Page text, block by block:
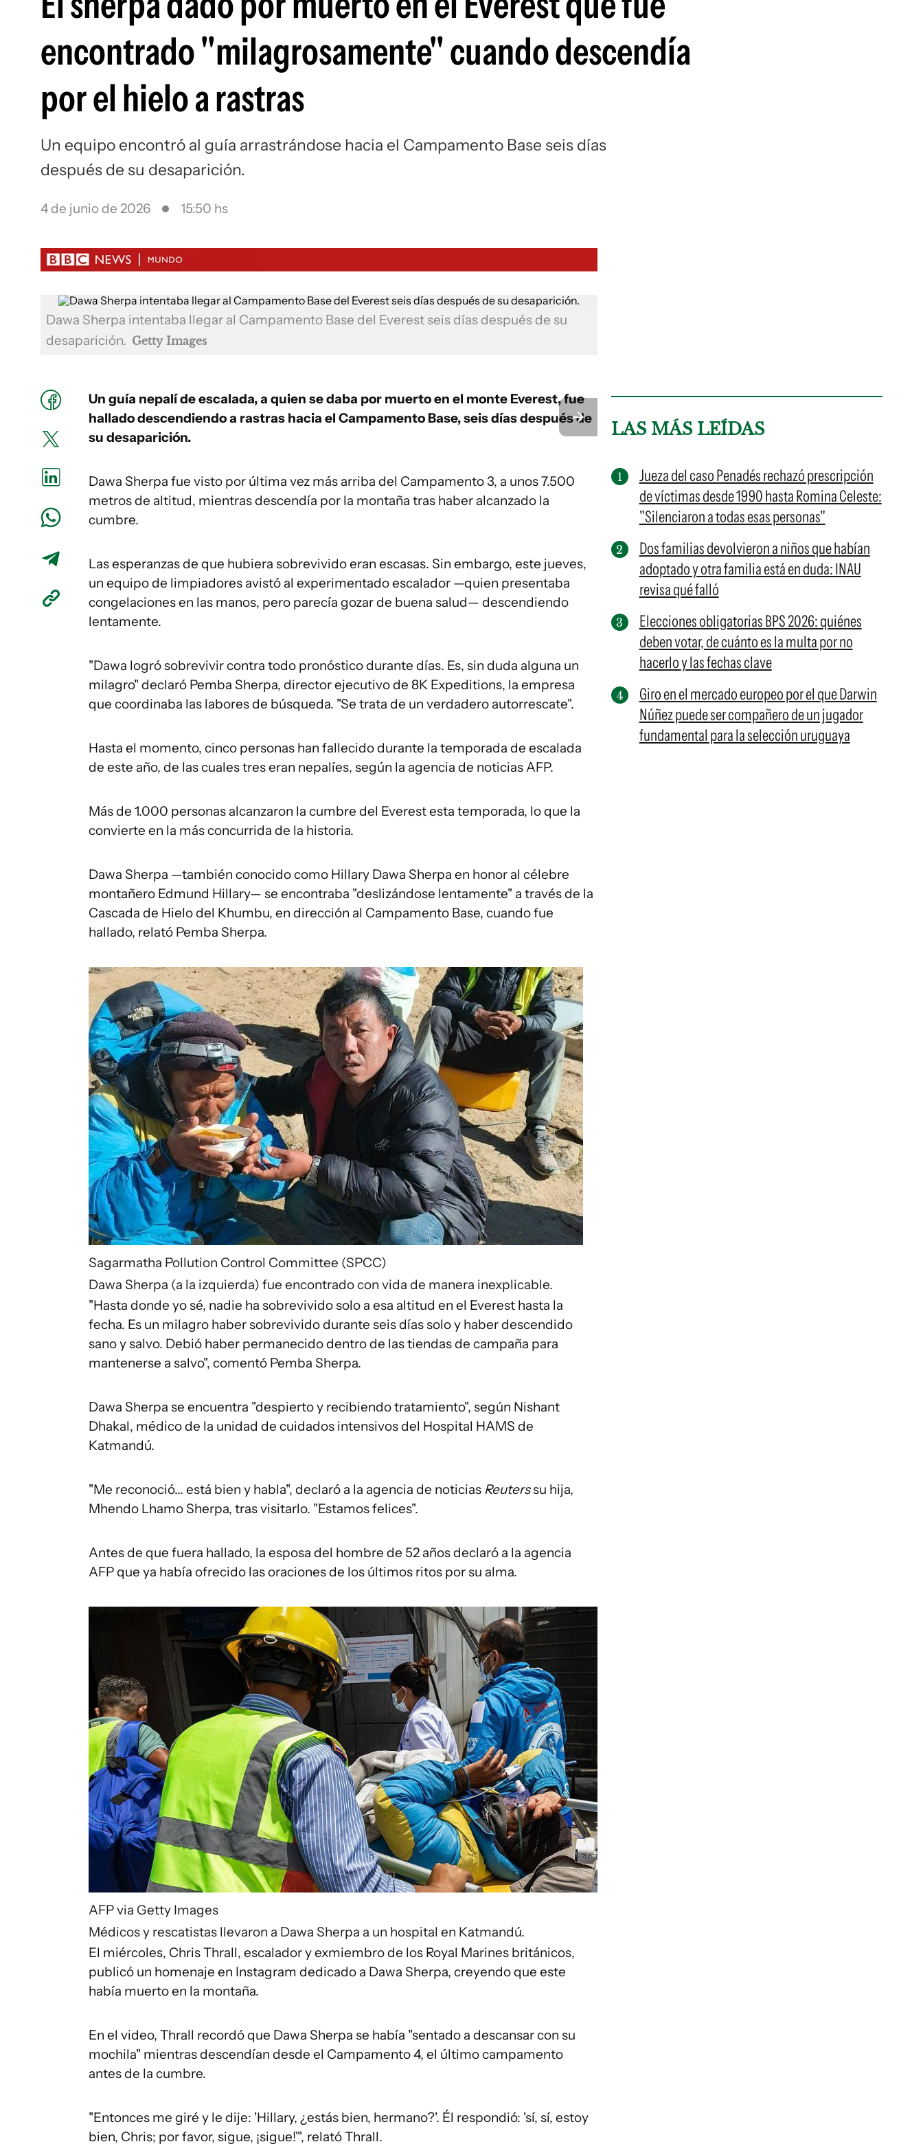
encontrado "milagrosamente" cuando descendía
por el hielo a rastras
Un equipo encontró al guía arrastrándose hacia el Campamento Base seis días
después de su desaparición.
4 de junio de 2026 15:50 hs
Dawa Sherpa intentaba llegar al Campamento Base del Everest seis días después de su
desaparición. Getty Images
Un guía nepalí de escalada, a quien se daba por muerto en el monte Everest, fue
hallado descendiendo a rastras hacia el Campamento Base, seis días después de
su desaparición.
Dawa Sherpa fue visto por última vez más arriba del Campamento 3, a unos 7.500
metros de altitud, mientras descendía por la montaña tras haber alcanzado la
cumbre.
Las esperanzas de que hubiera sobrevivido eran escasas. Sin embargo, este jueves,
un equipo de limpiadores avistó al experimentado escalador —quien presentaba
congelaciones en las manos, pero parecía gozar de buena salud— descendiendo
lentamente.
"Dawa logró sobrevivir contra todo pronóstico durante días. Es, sin duda alguna un
milagro" declaró Pemba Sherpa, director ejecutivo de 8K Expeditions, la empresa
que coordinaba las labores de búsqueda. "Se trata de un verdadero autorrescate".
Hasta el momento, cinco personas han fallecido durante la temporada de escalada
de este año, de las cuales tres eran nepalíes, según la agencia de noticias AFP.
Más de 1.000 personas alcanzaron la cumbre del Everest esta temporada, lo que la
convierte en la más concurrida de la historia.
Dawa Sherpa —también conocido como Hillary Dawa Sherpa en honor al célebre
montañero Edmund Hillary— se encontraba "deslizándose lentamente" a través de la
Cascada de Hielo del Khumbu, en dirección al Campamento Base, cuando fue
hallado, relató Pemba Sherpa.
Sagarmatha Pollution Control Committee (SPCC)
Dawa Sherpa (a la izquierda) fue encontrado con vida de manera inexplicable.
"Hasta donde yo sé, nadie ha sobrevivido solo a esa altitud en el Everest hasta la
fecha. Es un milagro haber sobrevivido durante seis días solo y haber descendido
sano y salvo. Debió haber permanecido dentro de las tiendas de campaña para
mantenerse a salvo", comentó Pemba Sherpa.
Dawa Sherpa se encuentra "despierto y recibiendo tratamiento", según Nishant
Dhakal, médico de la unidad de cuidados intensivos del Hospital HAMS de
Katmandú.
"Me reconoció... está bien y habla", declaró a la agencia de noticias Reuterssu hija,
Mhendo Lhamo Sherpa, tras visitarlo. "Estamos felices".
Antes de que fuera hallado, la esposa del hombre de 52 años declaró a la agencia
AFP que ya había ofrecido las oraciones de los últimos ritos por su alma.
AFP via Getty Images
Médicos y rescatistas llevaron a Dawa Sherpa a un hospital en Katmandú.
El miércoles, Chris Thrall, escalador y exmiembro de los Royal Marines británicos,
publicó un homenaje en Instagram dedicado a Dawa Sherpa, creyendo que este
había muerto en la montaña.
En el video, Thrall recordó que Dawa Sherpa se había "sentado a descansar con su
mochila" mientras descendían desde el Campamento 4, el último campamento
antes de la cumbre.
"Entonces me giré y le dije: 'Hillary, ¿estás bien, hermano?'. Él respondió: 'sí, sí, estoy
bien, Chris; por favor, sigue, ¡sigue!'", relató Thrall.
LAS MÁS LEÍDAS
Jueza del caso Penadés rechazó prescripción
de víctimas desde 1990 hasta Romina Celeste:
"Silenciaron a todas esas personas"
Dos familias devolvieron a niños que habían
adoptado y otra familia está en duda: INAU
revisa qué falló
Elecciones obligatorias BPS 2026: quiénes
deben votar, de cuánto es la multa por no
hacerlo y las fechas clave
Giro en el mercado europeo por el que Darwin
Núñez puede ser compañero de un jugador
fundamental para la selección uruguaya